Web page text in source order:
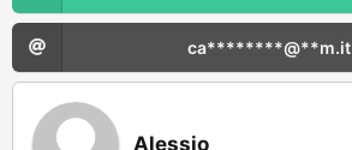
ca********@**m.it
Alessio